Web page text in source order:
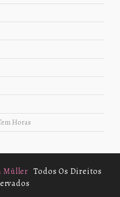
Horas
Müller Todos Os Direitos